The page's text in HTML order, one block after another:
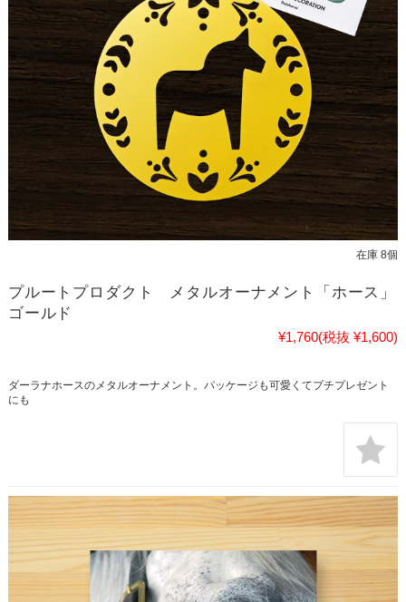
在庫 8個
プルートプロダクト メタルオーナメント「ホース」
ゴールド
¥1,760(税抜 ¥1,600)
ダーラナホースのメタルオーナメント。パッケージも可愛くてプチプレゼント
にも